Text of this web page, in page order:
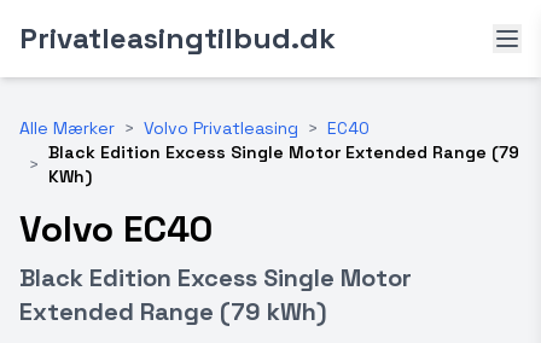
Privatleasingtilbud.dk
Alle Mærker > Volvo Privatleasing > EC40
>
Black Edition Excess Single Motor Extended Range (79
KWh)
Volvo EC40
Black Edition Excess Single Motor
Extended Range (79 kWh)